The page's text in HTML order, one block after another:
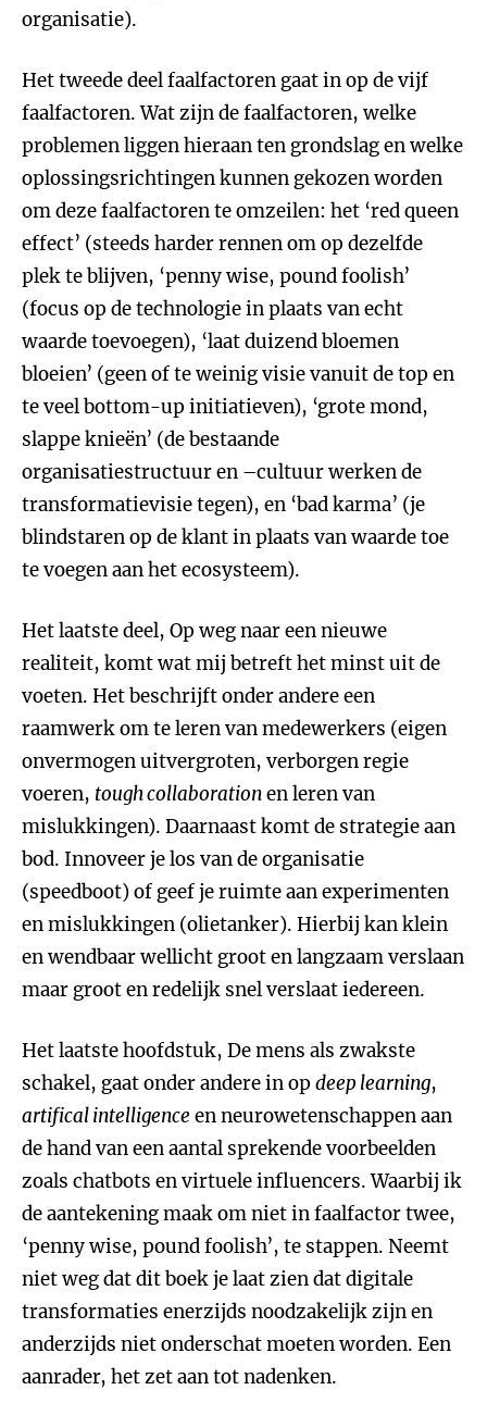
organisatie).
Het tweede deel faalfactoren gaat in op de vijf
faalfactoren. Wat zijn de faalfactoren, welke
problemen liggen hieraan ten grondslag en welke
oplossingsrichtingen kunnen gekozen worden
om deze faalfactoren te omzeilen: het ‘red queen
effect’ (steeds harder rennen om op dezelfde
plek te blijven, ‘penny wise, pound foolish’
(focus op de technologie in plaats van echt
waarde toevoegen), ‘laat duizend bloemen
bloeien’ (geen of te weinig visie vanuit de top en
te veel bottom-up initiatieven), ‘grote mond,
slappe knieën’ (de bestaande
organisatiestructuur en –cultuur werken de
transformatievisie tegen), en ‘bad karma’ (je
blindstaren op de klant in plaats van waarde toe
te voegen aan het ecosysteem).
Het laatste deel, Op weg naar een nieuwe
realiteit, komt wat mij betreft het minst uit de
voeten. Het beschrijft onder andere een
raamwerk om te leren van medewerkers (eigen
onvermogen uitvergroten, verborgen regie
voeren, tough collaborationen leren van
mislukkingen). Daarnaast komt de strategie aan
bod. Innoveer je los van de organisatie
(speedboot) of geef je ruimte aan experimenten
en mislukkingen (olietanker). Hierbij kan klein
en wendbaar wellicht groot en langzaam verslaan
maar groot en redelijk snel verslaat iedereen.
Het laatste hoofdstuk, De mens als zwakste
schakel, gaat onder andere in op deep learning,
artifical intelligence en neurowetenschappen aan
de hand van een aantal sprekende voorbeelden
zoals chatbots en virtuele influencers. Waarbij ik
de aantekening maak om niet in faalfactor twee,
‘penny wise, pound foolish’, te stappen. Neemt
niet weg dat dit boek je laat zien dat digitale
transformaties enerzijds noodzakelijk zijn en
anderzijds niet onderschat moeten worden. Een
aanrader, het zet aan tot nadenken.